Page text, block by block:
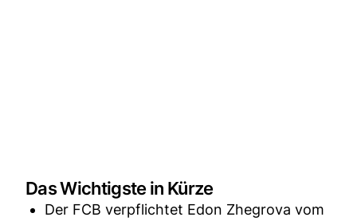
Das Wichtigste in Kürze
Der FCB verpflichtet Edon Zhegrova vom